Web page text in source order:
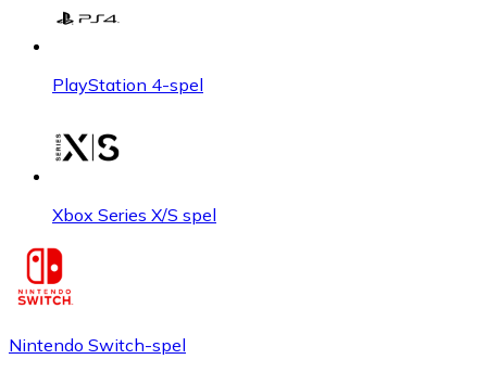
PlayStation 4-spel
Xbox Series X/S spel
Nintendo Switch-spel